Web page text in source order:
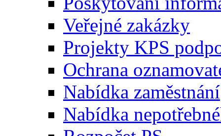
Veřejné zakázky
Projekty KPS
Ochrana
Nabídka zaměstnání
Nabídka